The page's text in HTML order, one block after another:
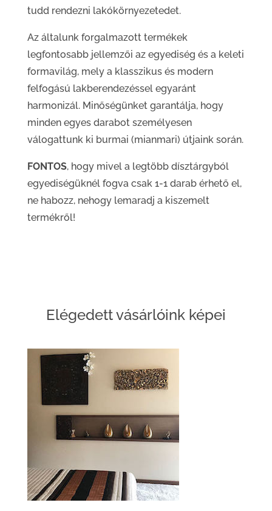
tudd rendezni lakókörnyezetedet.
Az általunk forgalmazott termékek
legfontosabb jellemzői az egyediség és a keleti
formavilág, mely a klasszikus és modern
felfogású lakberendezéssel egyaránt
harmonizál. Minőségünket garantálja, hogy
minden egyes darabot személyesen
válogattunk ki burmai (mianmari) útjaink során.
FONTOS, hogy mivel a legtöbb dísztárgyból
egyediségüknél fogva csak 1-1 darab érhető el,
ne habozz, nehogy lemaradj a kiszemelt
termékről!
Elégedett vásárlóink képei